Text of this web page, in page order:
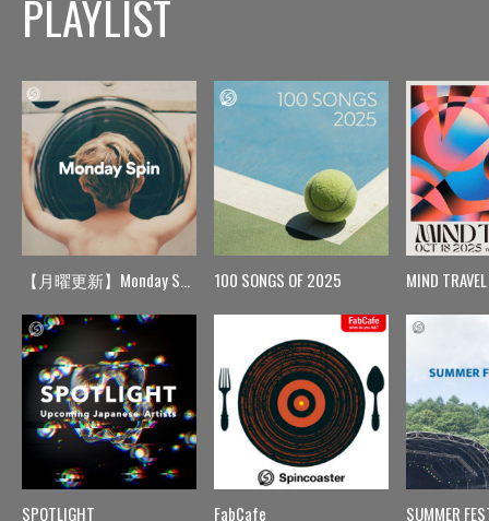
PLAYLIST
【月曜更新】Monday Spin
SPOTLIGHT
100 SONGS OF 2025
FabCafe
MIND TRAVEL
SUMMER